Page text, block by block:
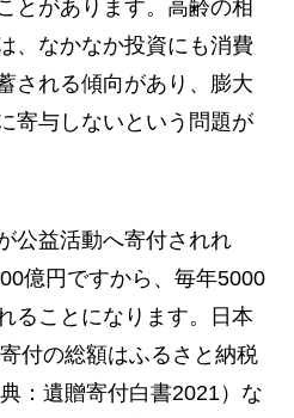
とがあります。高齢の相
、なかなか投資にも消費
される傾向があり、膨大
寄与しないという問題が
公益活動へ寄付されれ
億円ですから、毎年5000
ることになります。日本
付の総額はふるさと納税
：遺贈寄付白書2021）な